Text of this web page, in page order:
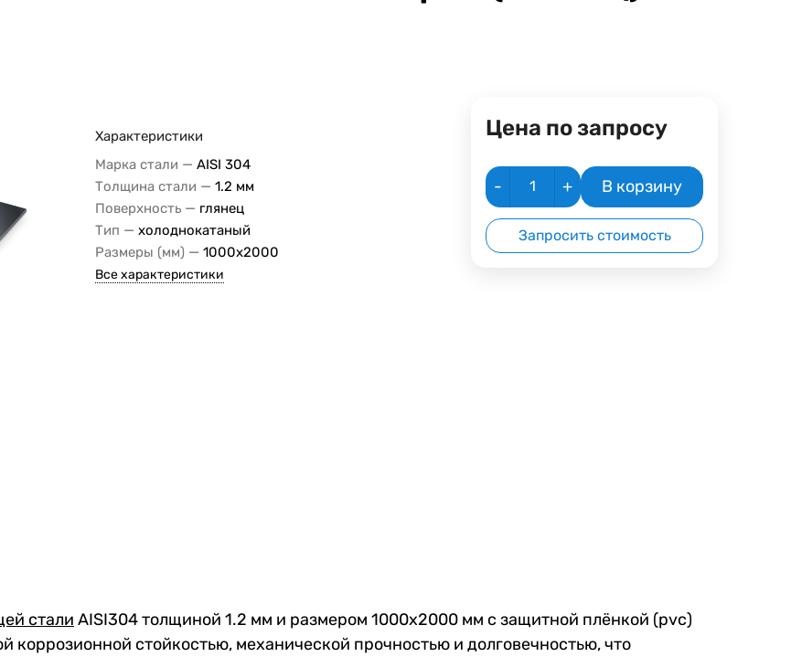
Характеристики
Марка стали — AISI 304
Толщина стали — 1.2 мм
Поверхность — глянец
Тип — холоднокатаный
Размеры (мм) — 1000х2000
Все характеристики
Цена по запросу
- + В корзину
Запросить стоимость
стали AISI304 толщиной 1.2 мм и размером 1000x2000 мм с защитной плёнкой (pvc)
коррозионной стойкостью, механической прочностью и долговечностью, что